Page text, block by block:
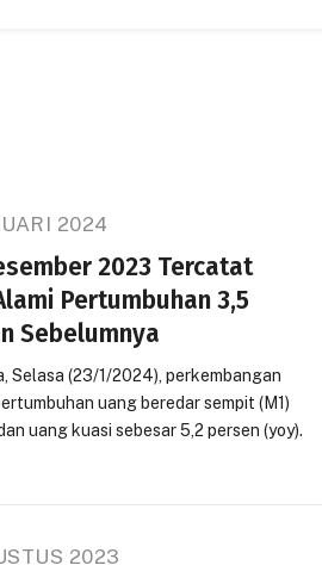
2024
2023 Tercatat
Pertumbuhan 3,5
Sebelumnya
Selasa (23/1/2024), perkembangan
uang beredar sempit (M1)
uang kuasi sebesar 5,2 persen (yoy).
2023